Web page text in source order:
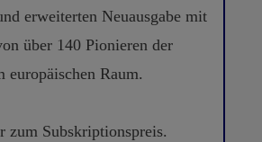
erweiterten Neuausgabe mit
über 140 Pionieren der
europäischen Raum.
zum Subskriptionspreis.